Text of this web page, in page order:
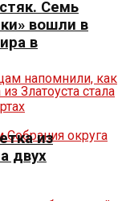
Семь
вошли в
в
из
двух